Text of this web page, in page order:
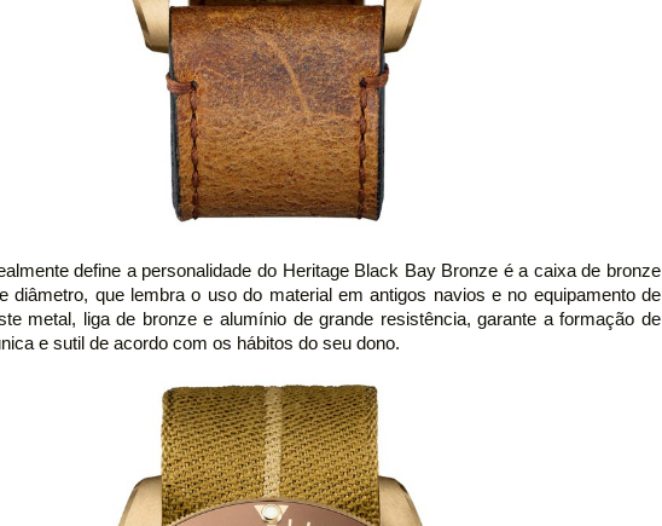
define a personalidade do Heritage Black Bay Bronze é a caixa de bronze
diâmetro, que lembra o uso do material em antigos navios e no equipamento de
metal, liga de bronze e alumínio de grande resistência, garante a formação de
e sutil de acordo com os hábitos do seu dono.